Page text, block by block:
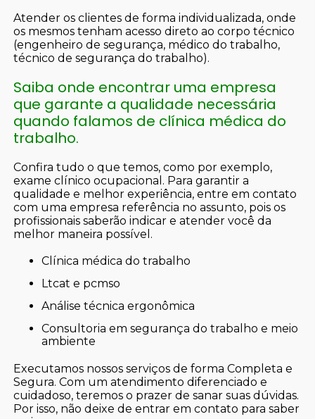
Atender os clientes de forma individualizada, onde
os mesmos tenham acesso direto ao corpo técnico
(engenheiro de segurança, médico do trabalho,
técnico de segurança do trabalho).
Saiba onde encontrar uma empresa
que garante a qualidade necessária
quando falamos de clínica médica do
trabalho.
Confira tudo o que temos, como por exemplo,
exame clínico ocupacional. Para garantir a
qualidade e melhor experiência, entre em contato
com uma empresa referência no assunto, pois os
profissionais saberão indicar e atender você da
melhor maneira possível.
clínica médica do trabalho
ltcat e pcmso
análise técnica ergonômica
consultoria em segurança do trabalho e meio
ambiente
Executamos nossos serviços de forma Completa e
Segura. Com um atendimento diferenciado e
cuidadoso, teremos o prazer de sanar suas dúvidas.
Por isso, não deixe de entrar em contato para saber